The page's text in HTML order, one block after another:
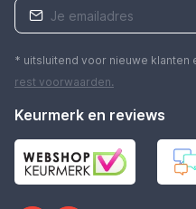
* uitsluitend voor nieuwe klanten
rest voorwaarden.
Keurmerk en reviews